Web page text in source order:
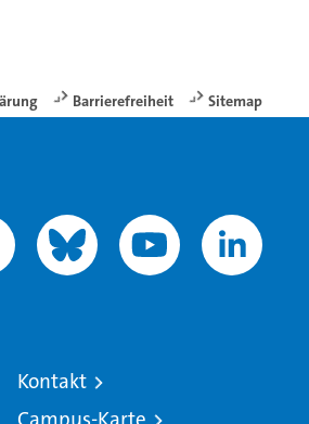
Barrierefreiheit Sitemap
Kontakt